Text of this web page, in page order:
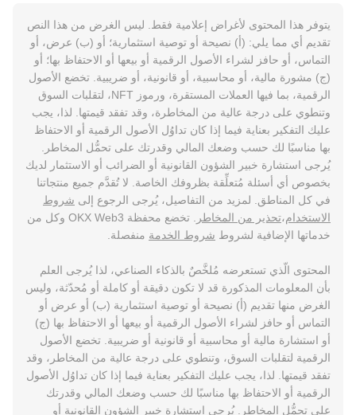
يتوفر هذا المحتوى لأغراض إعلامية فقط. ليس الغرض من هذا النص
تقديم أي مما يلي: (أ) نصيحة أو توصية استثمارية؛ أو (ب) عرض، أو
التماس، أو حافز لشراء الأصول الرقمية أو بيعها أو الاحتفاظ بها؛ أو
(ج) مشورة مالية، أو محاسبية، أو قانونية، أو ضريبية. تخضع الأصول
الرقمية، بما فيها العملات المستقرة، ورموز NFT، لتقلبات السوق
وتنطوي على درجة عالية من المخاطرة، وقد تفقد قيمتها. لذا، يجب
عليك التفكير بعناية فيما إذا كان تداوُل الأصول الرقمية أو الاحتفاظ
بها مناسبًا لك حسب وضعك المالي وقدرتك على تحمُّل المخاطر.
يُرجى استشارة خبير الشؤون القانونية أو الضرائب أو الاستثمار لديك
بخصوص أي أسئلة مُتعلِّقة بظروفك الخاصة. لا تُقدَّم جميع منتجاتنا
في كل المناطق. لمزيد من التفاصيل، يُرجى الرجوع إلى شروط
الاستخدام،تحذير من المخاطر
. تخضع محفظة OKX Web3 وكل من
خدماتها الإضافية لشروط شروط الخدمة منفصلة.
المحتوى الّذي تستعرضه مُلخَّصٌ بالذكاء الصناعي، لذا يُرجى العلم
بأن المعلومات المذكورة قد لا تكون دقيقة أو كاملة أو مُحدّثة، وليس
الغرض منها تقديم (أ) نصيحة أو توصية استثمارية (ب) أو عرض أو
التماس أو حافز لشراء الأصول الرقمية أو بيعها أو الاحتفاظ بها (ج)
أو استشارة مالية أو محاسبية أو قانونية أو ضريبية. تخضع الأصول
الرقمية لتقلبات السوق، وتنطوي على درجة عالية من المخاطر، وقد
تفقد قيمتها. لذا، يجب عليك التفكير بعناية فيما إذا كان تداوُل الأصول
الرقمية أو الاحتفاظ بها مناسبًا لك حسب وضعك المالي وقدرتك
على تحمُّل المخاطر. يُرجى استشارة خبير الشؤون القانونية أو